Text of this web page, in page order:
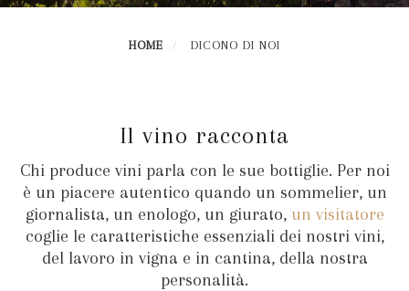
HOME DICONO DI NOI
Il vino racconta
Chi produce vini parla con le sue bottiglie. Per noi
è un piacere autentico quando un sommelier, un
giornalista, un enologo, un giurato, un visitatore
coglie le caratteristiche essenziali dei nostri vini,
del lavoro in vigna e in cantina, della nostra
personalità.